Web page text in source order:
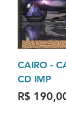
CAIRO -
CD IMP
Preço
R$